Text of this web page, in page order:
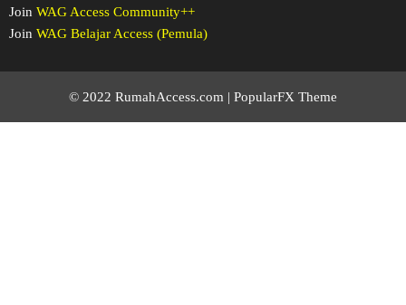
Join WAG Access Community++
Join WAG Belajar Access (Pemula)
© 2022 RumahAccess.com | PopularFX Theme